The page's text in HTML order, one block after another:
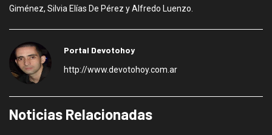
Giménez, Silvia Elías De Pérez y Alfredo Luenzo.
Portal Devotohoy
http://www.devotohoy.com.ar
Noticias Relacionadas